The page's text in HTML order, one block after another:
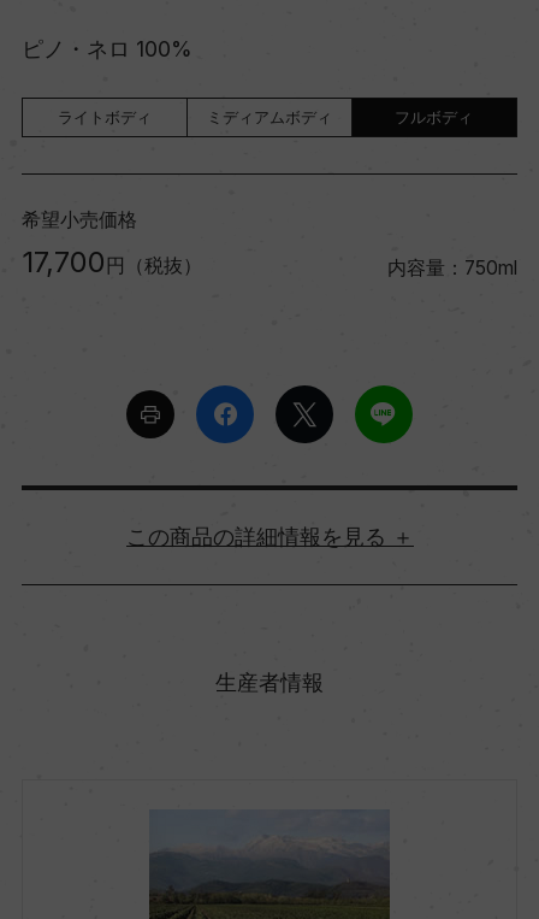
ピノ・ネロ 100%
ライトボディ ミディアムボディ フルボディ
希望小売価格
17,700 円（税抜） 内容量：750ml
詳細情報
フリウリ イソンツォ
生産者情報